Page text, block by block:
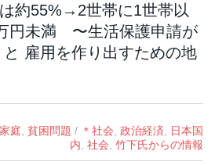
約55%→2世帯に1世帯以
円未満 〜生活保護申請が
雇用を作り出すための地
庭 貧困問題 / ＊社会 政治経済
日本国
内 社会 竹下氏からの情報